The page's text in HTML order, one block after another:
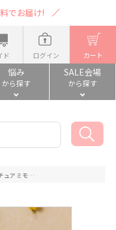
でお届け!
ド ログイン カート
悩み
から探す
SALE会場
から探す
ュア ミモ…